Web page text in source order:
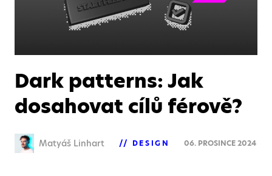
Dark patterns: Jak
dosahovat cílů férově?
Matyáš Linhart DESIGN 06. PROSINCE 2024